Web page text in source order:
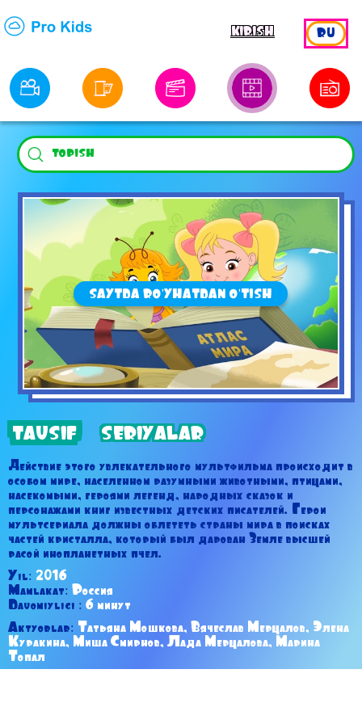
KIRISH RU
ПЧЕЛОГРАФИЯ. СЕРИЯ 7. ДОРОЖНАЯ КАРТА
SAYTDA RO'YHATDAN O'TISH
TAVSIF SERIYALAR
Действие этого увлекательного мультфильма происходит в
особом мире, населенном разумными животными, птицами,
насекомыми, героями легенд, народных сказок и
персонажами книг известных детских писателей. Герои
мультсериала должны облететь страны мира в поисках
частей кристалла, который был дарован Земле высшей
расой инопланетных пчел.
Yil: 2016
Mamlakat: Россия
Davomiyligi : 6 минут
Aktyorlar: Татьяна Мошкова, Вячеслав Мерцалов, Элена
Куракина, Миша Смирнов, Лада Мерцалова, Марина
Топал